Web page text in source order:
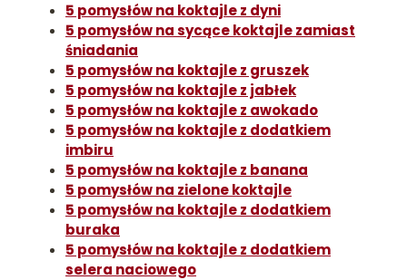
5 pomysłów na koktajle z dyni
5 pomysłów na sycące koktajle zamiast
śniadania
5 pomysłów na koktajle z gruszek
5 pomysłów na koktajle z jabłek
5 pomysłów na koktajle z awokado
5 pomysłów na koktajle z dodatkiem
imbiru
5 pomysłów na koktajle z banana
5 pomysłów na zielone koktajle
5 pomysłów na koktajle z dodatkiem
buraka
5 pomysłów na koktajle z dodatkiem
selera naciowego